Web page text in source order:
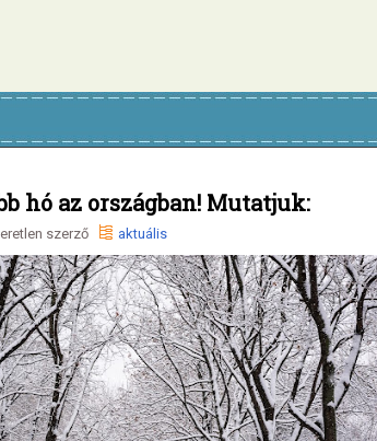
hó az országban! Mutatjuk:
szerző aktuális